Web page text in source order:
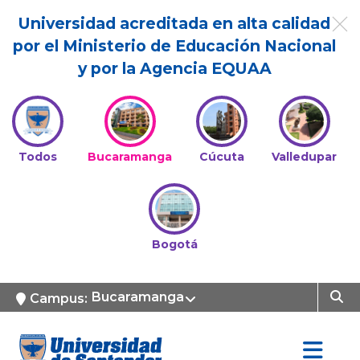
Universidad acreditada en alta calidad
por el Ministerio de Educación Nacional
y por la Agencia EQUAA
Todos Bucaramanga Cúcuta Valledupar
Bogotá
Campus: Bucaramanga